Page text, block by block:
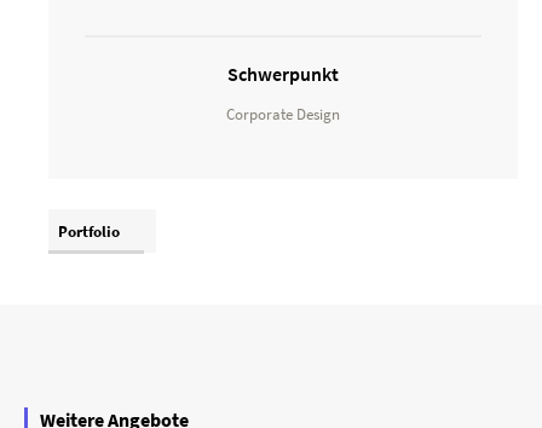
Schwerpunkt
Corporate Design
Portfolio
Weitere Angebote